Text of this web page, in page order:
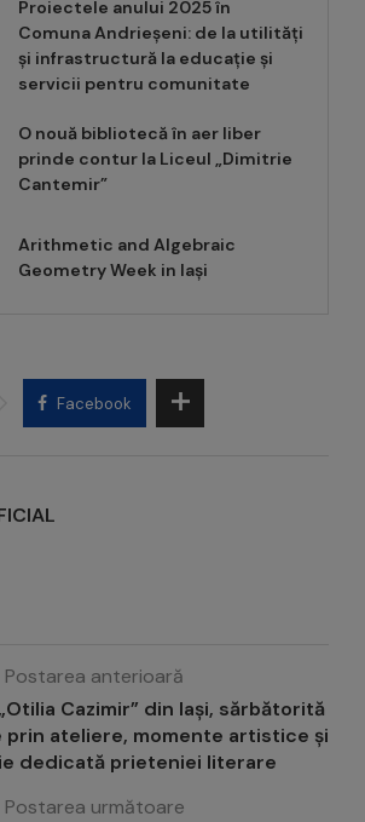
Proiectele anului 2025 în
Comuna Andrieșeni: de la utilități
și infrastructură la educație și
servicii pentru comunitate
O nouă bibliotecă în aer liber
prinde contur la Liceul „Dimitrie
Cantemir”
Arithmetic and Algebraic
Geometry Week in Iași
Facebook
Postarea anterioară
Cazimir” din Iași, sărbătorită
prin ateliere, momente artistice și
dedicată prieteniei literare
Postarea următoare